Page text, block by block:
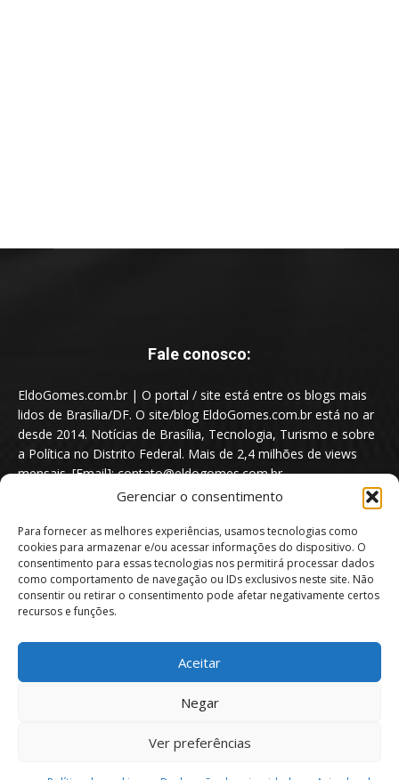
Gerenciar o consentimento
Para fornecer as melhores experiências, usamos tecnologias como
cookies para armazenar e/ou acessar informações do dispositivo. O
consentimento para essas tecnologias nos permitirá processar dados
como comportamento de navegação ou IDs exclusivos neste site. Não
consentir ou retirar o consentimento pode afetar negativamente certos
recursos e funções.
Aceitar
Negar
Ver preferências
Fale conosco:
EldoGomes.com.br | O portal / site está entre os blogs mais
lidos de Brasília/DF. O site/blog EldoGomes.com.br está no ar
desde 2014. Notícias de Brasília, Tecnologia, Turismo e sobre
a Política no Distrito Federal. Mais de 2,4 milhões de views
mensais. [Email]: contato@eldogomes.com.br
Portal EldoGomes.com.br | Entre os Blogs mais lidos de Brasília/DF. |
Quem é “Eldo Gomes”
Política de privacidade